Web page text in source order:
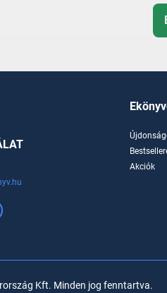
Akciók
Kft. Minden jog fenntartva.